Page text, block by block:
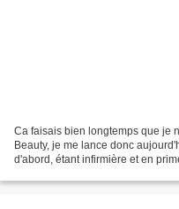
Ca faisais bien longtemps que je
Beauty, je me lance donc
d'abord, étant infirmière et en